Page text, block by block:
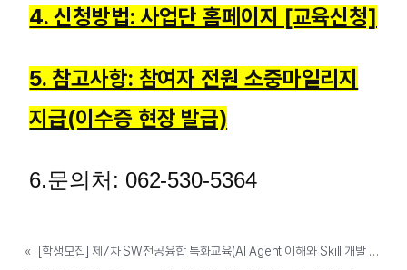
4. 신청방법: 사업단 홈페이지 [교육신청]
5. 참고사항: 참여자 전원 소중마일리지
지급(이수증 현장 발급)
6.문의처: 062-530-5364
«
[학생모집] 제7차 SW전공융합 특화교육(AI Agent 이해와 Skill 개발 실습/교내 디지털경진대회 사전교육)